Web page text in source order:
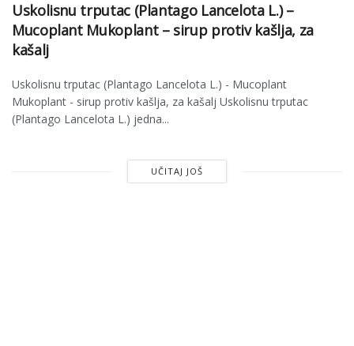
Uskolisnu trputac (Plantago Lancelota L.) –
Mucoplant Mukoplant – sirup protiv kašlja, za
kašalj
Uskolisnu trputac (Plantago Lancelota L.) - Mucoplant
Mukoplant - sirup protiv kašlja, za kašalj Uskolisnu trputac
(Plantago Lancelota L.) jedna...
UČITAJ JOŠ